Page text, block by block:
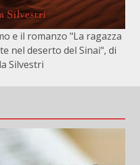
e il romanzo "La ragazza
nel deserto del Sinai", di
Silvestri